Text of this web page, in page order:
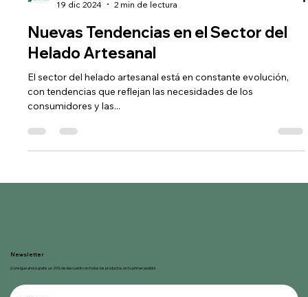
19 dic 2024
2 min de lectura
Nuevas Tendencias en el Sector del
Helado Artesanal
El sector del helado artesanal está en constante evolución,
consumidores y las...
¡Consigue ahora gratis un 20% de descuento en todos los productos en tu primer pedido!